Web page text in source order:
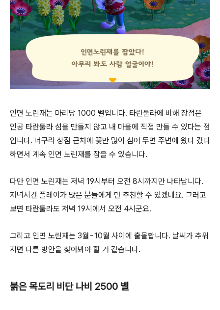
인면 노린재는 마리당 1000 벨입니다. 타란툴라에 비해 장점은
인공 타란툴라 섬을 만들지 않고 내 마을에 직접 만들 수 있다는 점
입니다. 너구리 상점 근처에 꽃만 많이 심어 두면 주변에 왔다 갔다
하면서 계속 인면 노린재를 잡을 수 있습니다.
다만 인면 노린재는 저녁 19시부터 오전 8시까지만 나타납니다.
저녁시간 플레이가 많은 분들에게 만 추천할 수 있겠네요. 그러고
보면 타란툴라도 저녁 19시에서 오전 4시군요.
그리고 인면 노린재는 3월~10월 사이에 출몰합니다. 날씨가 추워
지면 다른 방안을 찾아봐야 할 거 같습니다.
붉은 목도리 비단 나비 2500 벨